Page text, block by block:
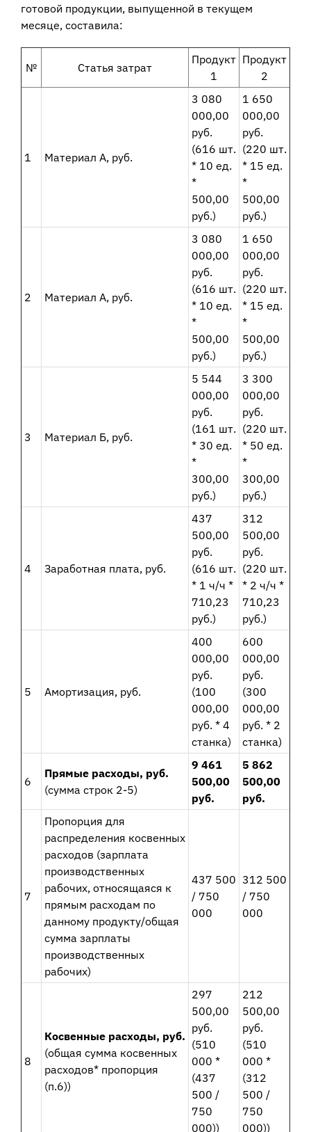
готовой продукции, выпущенной в текущем
месяце, составила:
№ Статья затрат
Продукт
1
Продукт
2
1 Материал А, руб.
3 080
000,00
руб.
(616 шт.
* 10 ед.
*
500,00
руб.)
1 650
000,00
руб.
(220 шт.
* 15 ед.
*
500,00
руб.)
2 Материал А, руб.
3 080
000,00
руб.
(616 шт.
* 10 ед.
*
500,00
руб.)
1 650
000,00
руб.
(220 шт.
* 15 ед.
*
500,00
руб.)
3 Материал Б, руб.
5 544
000,00
руб.
(161 шт.
* 30 ед.
*
300,00
руб.)
3 300
000,00
руб.
(220 шт.
* 50 ед.
*
300,00
руб.)
4 Заработная плата, руб.
437
500,00
руб.
(616 шт.
* 1 ч/ч *
710,23
руб.)
312
500,00
руб.
(220 шт.
* 2 ч/ч *
710,23
руб.)
5 Амортизация, руб.
400
000,00
руб.
(100
000,00
руб. * 4
станка)
600
000,00
руб.
(300
000,00
руб. * 2
станка)
6
Прямые расходы, руб.
(сумма строк 2-5)
9 461
500,00
руб.
5 862
500,00
руб.
7
Пропорция для
распределения косвенных
расходов (зарплата
производственных
рабочих, относящаяся к
прямым расходам по
данному продукту/общая
сумма зарплаты
производственных
рабочих)
437 500
/ 750
000
312 500
/ 750
000
8
Косвенные расходы, руб.
(общая сумма косвенных
расходов* пропорция
(п.6))
297
500,00
руб.
(510
000 *
(437
500 /
750
000))
212
500,00
руб.
(510
000 *
(312
500 /
750
000))